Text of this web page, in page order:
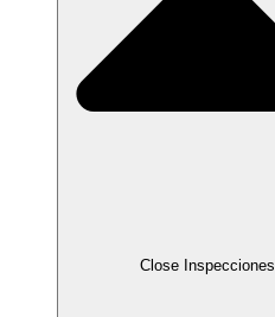
Close Inspecciones